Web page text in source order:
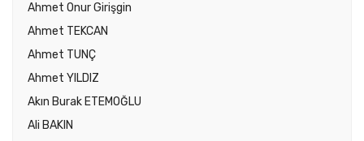
Ahmet Onur Girişgin
Ahmet TEKCAN
Ahmet TUNÇ
Ahmet YILDIZ
Akın Burak ETEMOĞLU
Ali BAKIN